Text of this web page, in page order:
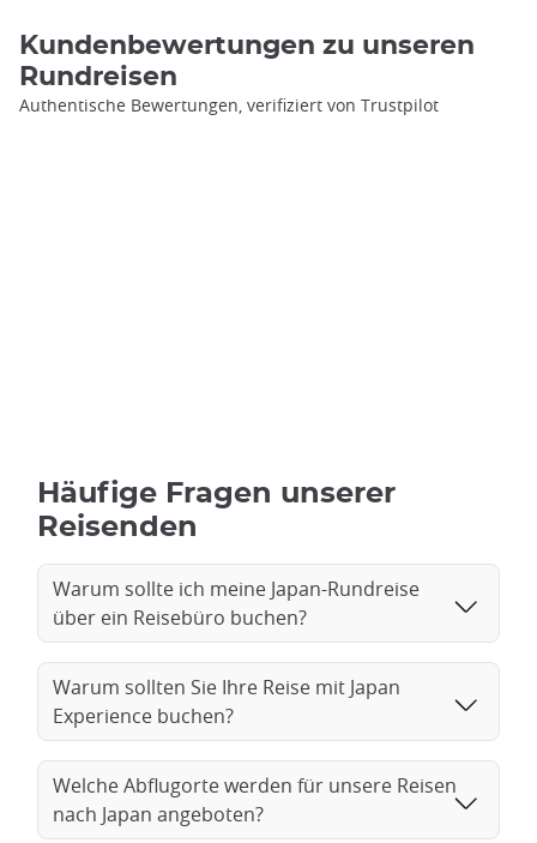
Kundenbewertungen zu unseren
Rundreisen
Authentische Bewertungen, verifiziert von Trustpilot
Häufige Fragen unserer
Reisenden
Warum sollte ich meine Japan-Rundreise
über ein Reisebüro buchen?
Warum sollten Sie Ihre Reise mit Japan
Experience buchen?
Welche Abflugorte werden für unsere Reisen
nach Japan angeboten?